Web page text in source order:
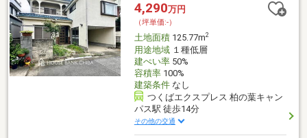
4,290万円
（坪単価:-）
土地面積125.77m2
用途地域１種低層
建ぺい率50%
容積率100%
建築条件なし
つくばエクスプレス 柏の葉キャン
パス駅 徒歩14分
その他の交通